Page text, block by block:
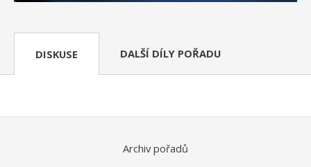
DISKUSE DALŠÍ DÍLY POŘADU
Archiv pořadů